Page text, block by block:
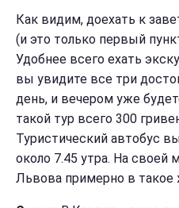
Как видим, доехать к
(и это только первый
Удобнее всего ехать
вы увидите все три
день, и вечером уже
такой тур всего 300
Туристический автобус
около 7.45 утра. На
Львова примерно в такое